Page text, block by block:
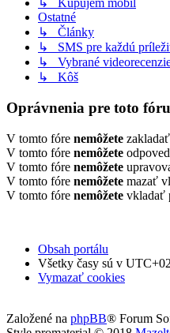
↳ Kupujem mobil
Ostatné
↳ Články
↳ SMS pre každú
↳ Vybrané
↳ Kôš
Oprávnenia pre toto
V tomto fóre nemôžete
V tomto fóre nemôžete
V tomto fóre nemôžete
V tomto fóre nemôžete mazať
V tomto fóre nemôžete vkladať
Obsah portálu
Všetky časy sú v
Vymazať cookies
Založené na phpBB® Forum